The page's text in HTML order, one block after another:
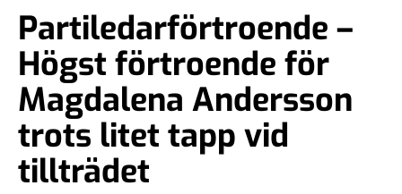
Partiledarförtroende –
Högst förtroende för
Magdalena Andersson
trots litet tapp vid
tillträdet